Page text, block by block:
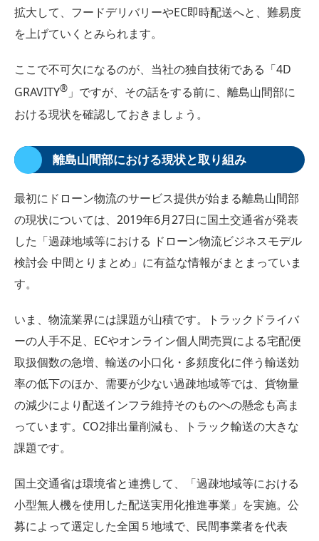
拡大して、フードデリバリーやEC即時配送へと、難易度
を上げていくとみられます。
ここで不可欠になるのが、当社の独自技術である「4D
GRAVITY® 」ですが、その話をする前に、離島山間部に
おける現状を確認しておきましょう。
離島山間部における現状と取り組み
最初にドローン物流のサービス提供が始まる離島山間部
の現状については、2019年6月27日に国土交通省が発表
した「過疎地域等における ドローン物流ビジネスモデル
検討会 中間とりまとめ」に有益な情報がまとまっていま
す。
いま、物流業界には課題が山積です。トラックドライバ
ーの人手不足、ECやオンライン個人間売買による宅配便
取扱個数の急増、輸送の小口化・多頻度化に伴う輸送効
率の低下のほか、需要が少ない過疎地域等では、貨物量
の減少により配送インフラ維持そのものへの懸念も高ま
っています。CO2排出量削減も、トラック輸送の大きな
課題です。
国土交通省は環境省と連携して、「過疎地域等における
小型無人機を使用した配送実用化推進事業」を実施。公
募によって選定した全国５地域で、民間事業者を代表